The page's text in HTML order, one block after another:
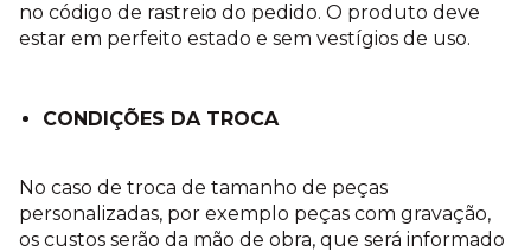
no código de rastreio do pedido. O produto deve
estar em perfeito estado e sem vestígios de uso.
CONDIÇÕES DA TROCA
No caso de troca de tamanho de peças
personalizadas, por exemplo peças com gravação,
os custos serão da mão de obra, que será informado